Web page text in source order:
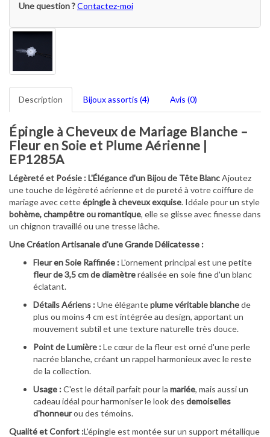
Une question ?Contactez-moi
Description Bijoux assortis (4) Avis (0)
Épingle à Cheveux de Mariage Blanche –
Fleur en Soie et Plume Aérienne |
EP1285A
Légèreté et Poésie : L'Élégance d'un Bijou de Tête BlancAjoutez
une touche de légèreté aérienne et de pureté à votre coiffure de
mariage avec cetteépingle à cheveux exquise. Idéale pour un style
bohème, champêtre ou romantique, elle se glisse avec finesse dans
un chignon travaillé ou une tresse lâche.
Une Création Artisanale d'une Grande Délicatesse :
Fleur en Soie Raffinée :L'ornement principal est une petite
fleur de 3,5 cm de diamètreréalisée en soie fine d'un blanc
éclatant.
Détails Aériens :Une éléganteplume véritable blanchede
plus ou moins 4 cm est intégrée au design, apportant un
mouvement subtil et une texture naturelle très douce.
Point de Lumière :Le cœur de la fleur est orné d'une perle
nacrée blanche, créant un rappel harmonieux avec le reste
de la collection.
Usage :C'est le détail parfait pour la mariée, mais aussi un
cadeau idéal pour harmoniser le look des demoiselles
d'honneurou des témoins.
Qualité et Confort :L'épingle est montée sur un support métallique